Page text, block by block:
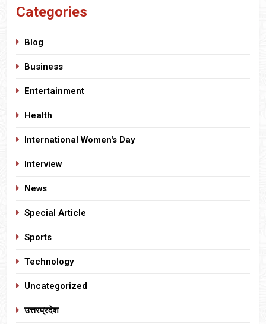
Categories
Blog
Business
Entertainment
Health
International Women's Day
Interview
News
Special Article
Sports
Technology
Uncategorized
उत्तरप्रदेश